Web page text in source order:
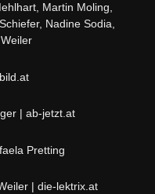
Martin Moling,
Nadine Sodia,
| ab-jetzt.at
Pretting
| die-lektrix.at